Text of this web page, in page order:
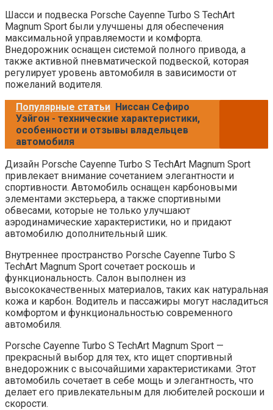
Шасси и подвеска Porsche Cayenne Turbo S TechArt
Magnum Sport были улучшены для обеспечения
максимальной управляемости и комфорта.
Внедорожник оснащен системой полного привода, а
также активной пневматической подвеской, которая
регулирует уровень автомобиля в зависимости от
пожеланий водителя.
Популярные статьи Ниссан Сефиро
Уэйгон - технические характеристики,
особенности и отзывы владельцев
автомобиля
Дизайн Porsche Cayenne Turbo S TechArt Magnum Sport
привлекает внимание сочетанием элегантности и
спортивности. Автомобиль оснащен карбоновыми
элементами экстерьера, а также спортивными
обвесами, которые не только улучшают
аэродинамические характеристики, но и придают
автомобилю дополнительный шик.
Внутреннее пространство Porsche Cayenne Turbo S
TechArt Magnum Sport сочетает роскошь и
функциональность. Салон выполнен из
высококачественных материалов, таких как натуральная
кожа и карбон. Водитель и пассажиры могут насладиться
комфортом и функциональностью современного
автомобиля.
Porsche Cayenne Turbo S TechArt Magnum Sport —
прекрасный выбор для тех, кто ищет спортивный
внедорожник с высочайшими характеристиками. Этот
автомобиль сочетает в себе мощь и элегантность, что
делает его привлекательным для любителей роскоши и
скорости.